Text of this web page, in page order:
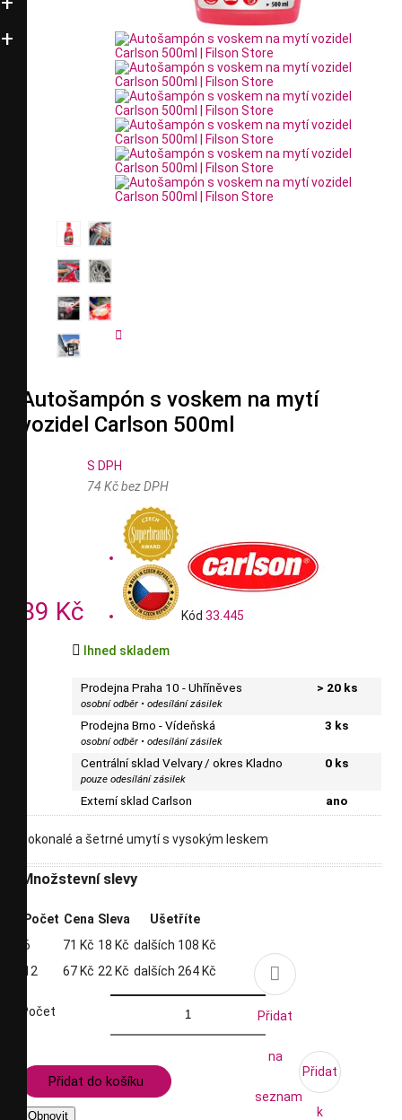


Autošampón s voskem na mytí
vozidel Carlson 500ml
89 Kč
S DPH
74 Kč bez DPH
Kód 33.445
 Ihned skladem
Prodejna Praha 10 - Uhříněves
osobní odběr • odesílání zásilek
> 20 ks
Prodejna Brno - Vídeňská
osobní odběr • odesílání zásilek
3 ks
Centrální sklad Velvary / okres Kladno
pouze odesílání zásilek
0 ks
Externí sklad Carlson ano
dokonalé a šetrné umytí s vysokým leskem
Množstevní slevy
Počet Cena Sleva
Ušetříte
6
71 Kč 18 Kč dalších 108 Kč
12
67 Kč 22 Kč dalších 264 Kč
Počet
Přidat do košíku

Přidat
na
seznam
Přidat
k